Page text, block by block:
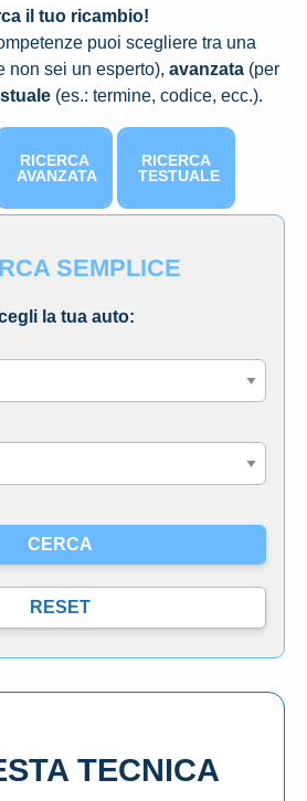
il tuo ricambio!
puoi scegliere tra una
non sei un esperto), avanzata (per
(es.: termine, codice, ecc.).
RICERCA
AVANZATA
RICERCA
TESTUALE
SEMPLICE
la tua auto:
TECNICA